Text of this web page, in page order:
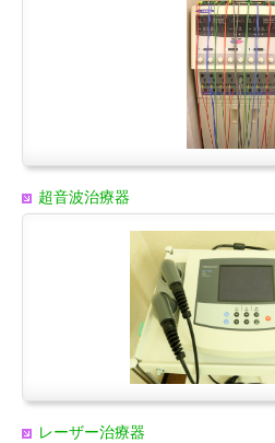
超音波治療器
レーザー治療器